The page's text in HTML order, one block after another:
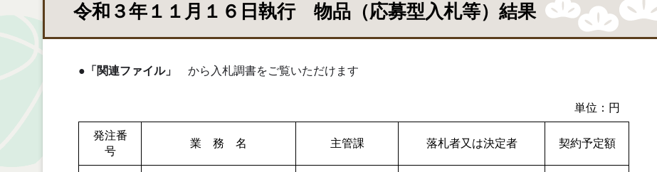
令和３年１１月１６日執行 物品（応募型入札等）結果
● 「関連ファイル」 から入札調書をご覧いただけます
単位：円
発注番
号
業 務 名 主管課 落札者又は決定者 契約予定額